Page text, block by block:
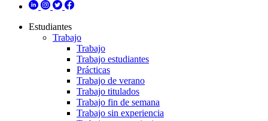
Estudiantes
Trabajo
Trabajo
Trabajo estudiantes
Prácticas
Trabajo de verano
Trabajo titulados
Trabajo fin de semana
Trabajo sin experiencia